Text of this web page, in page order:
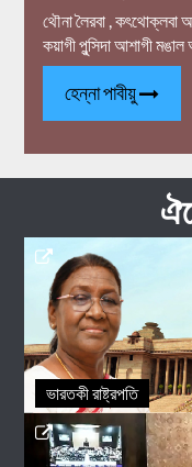
থৌনা লৈরবা , কৎথোক্লবা
কয়াগী পুন্সিদা আশাগী
হেন্না পাবীয়ু
ভারতকী রাষ্ট্রপতি